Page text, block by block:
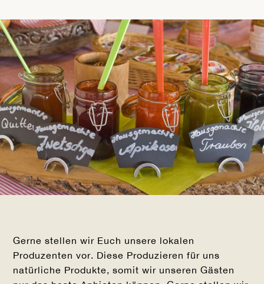
Gerne stellen wir Euch unsere lokalen
Produzenten vor. Diese Produzieren für uns
natürliche Produkte, somit wir unseren Gästen